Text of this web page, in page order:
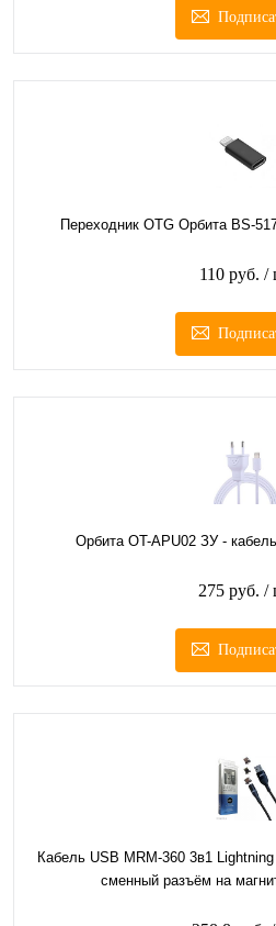
Переходник OTG Орбита BS-
110 руб. /
Орбита OT-APU02 ЗУ -
275 руб. /
Кабель USB MRM-360 3в1
сменный разъём на